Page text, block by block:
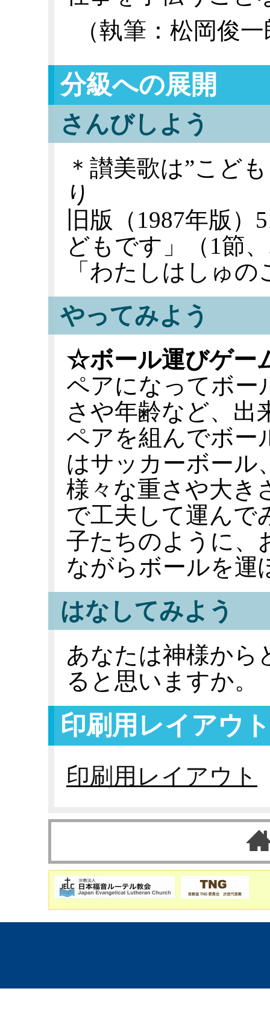
（執筆：松岡俊
分級への展開
さんびしよう
＊讃美歌は”こど
り
旧版（1987年版
どもです」（1節
「わたしはしゅ
やってみよう
☆ボール運びゲー
ペアになってボー
さや年齢など、出
ペアを組んでボー
はサッカーボール
様々な重さや大き
で工夫して運んで
子たちのように、
ながらボールを運
はなしてみよう
あなたは神様から
ると思いますか。
印刷用レイアウト
印刷用レイアウト